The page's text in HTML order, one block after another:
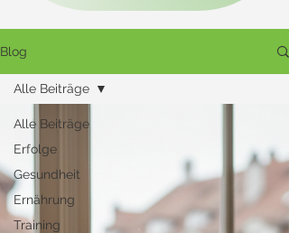
Blog
Alle Beiträge
Erfolge
Gesundheit
Ernährung
Training
Alle Beiträge